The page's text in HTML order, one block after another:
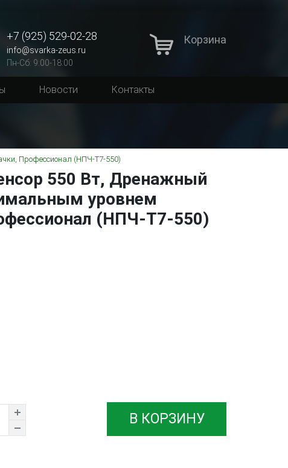
+7 (925) 529-02-28
info@svarka-zeus.ru
Пн-Сб: 9:00-18:00
Корзина
Новости Контакты
Профессионал (НПЧ-Т7-550)
550 Вт, Дренажный
уровнем
(НПЧ-Т7-550)
В КОРЗИНУ